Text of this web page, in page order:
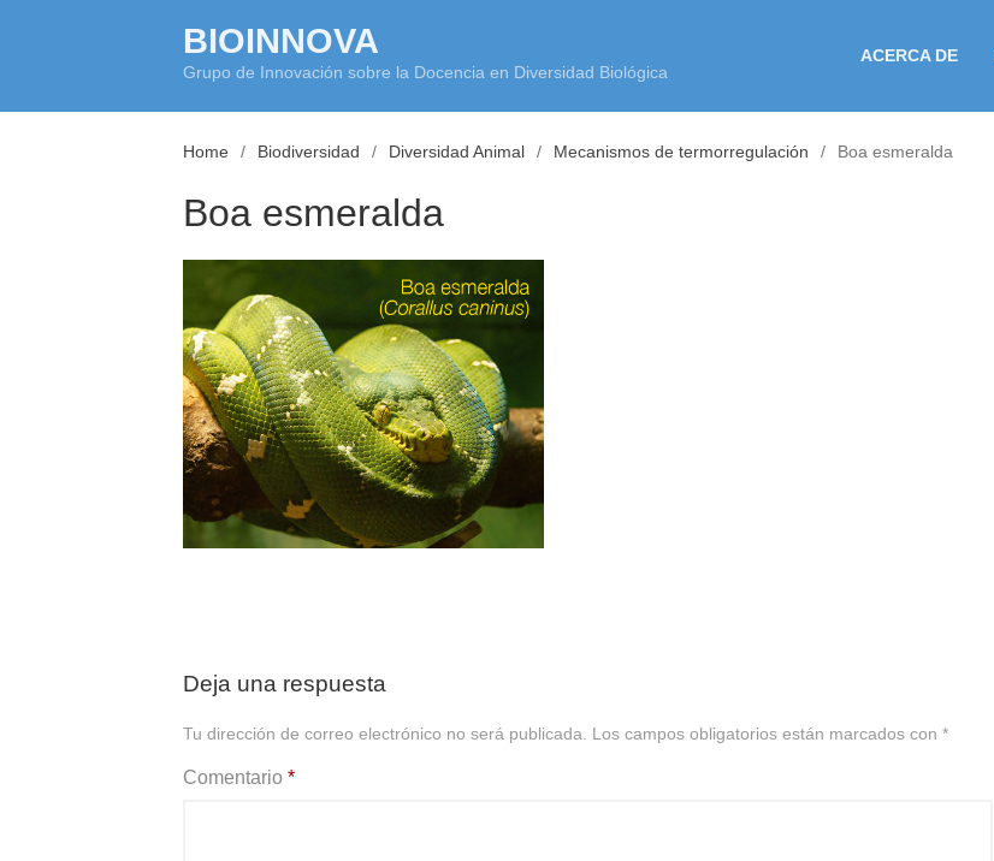
BIOINNOVA
Grupo de Innovación sobre la Docencia en Diversidad Biológica
ACERCA DE
Home Biodiversidad Diversidad Animal Mecanismos de termorregulación Boa esmeralda
Boa esmeralda
Deja una respuesta
Tu dirección de correo electrónico no será publicada. Los campos obligatorios están marcados con *
Comentario *